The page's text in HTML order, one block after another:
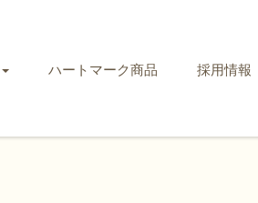
ハートマーク商品 採用情報